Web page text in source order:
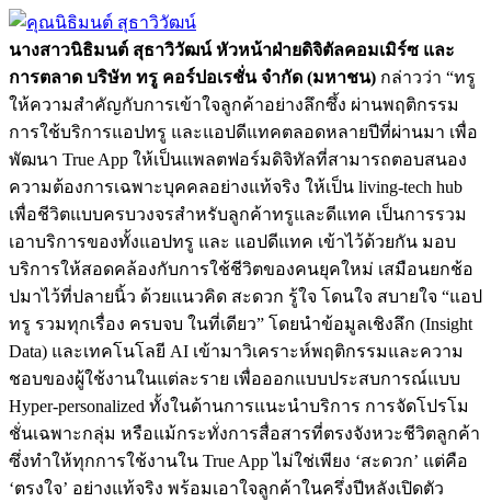
นางสาวนิธิมนต์ สุธาวิวัฒน์ หัวหน้าฝ่ายดิจิตัลคอมเมิร์ซ และ
การตลาด บริษัท ทรู คอร์ปอเรชั่น จำกัด (มหาชน) กล่าวว่า “ทรู
ให้ความสำคัญกับการเข้าใจลูกค้าอย่างลึกซึ้ง ผ่านพฤติกรรม
การใช้บริการแอปทรู และแอปดีแทคตลอดหลายปีที่ผ่านมา เพื่อ
พัฒนา True App ให้เป็นแพลตฟอร์มดิจิทัลที่สามารถตอบสนอง
ความต้องการเฉพาะบุคคลอย่างแท้จริง ให้เป็น living-tech hub
เพื่อชีวิตแบบครบวงจรสำหรับลูกค้าทรูและดีแทค เป็นการรวม
เอาบริการของทั้งแอปทรู และ แอปดีแทค เข้าไว้ด้วยกัน มอบ
บริการให้สอดคล้องกับการใช้ชีวิตของคนยุคใหม่ เสมือนยกช้อ
ปมาไว้ที่ปลายนิ้ว ด้วยแนวคิด สะดวก รู้ใจ โดนใจ สบายใจ “แอป
ทรู รวมทุกเรื่อง ครบจบ ในที่เดียว” โดยนำข้อมูลเชิงลึก (Insight
Data) และเทคโนโลยี AI เข้ามาวิเคราะห์พฤติกรรมและความ
ชอบของผู้ใช้งานในแต่ละราย เพื่อออกแบบประสบการณ์แบบ
Hyper-personalized ทั้งในด้านการแนะนำบริการ การจัดโปรโม
ชั่นเฉพาะกลุ่ม หรือแม้กระทั่งการสื่อสารที่ตรงจังหวะชีวิตลูกค้า
ซึ่งทำให้ทุกการใช้งานใน True App ไม่ใช่เพียง ‘สะดวก’ แต่คือ
‘ตรงใจ’ อย่างแท้จริง พร้อมเอาใจลูกค้าในครึ่งปีหลังเปิดตัว